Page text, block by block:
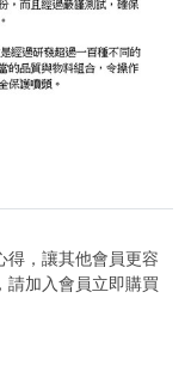
得，讓其他會員更容
請加入會員立即購買